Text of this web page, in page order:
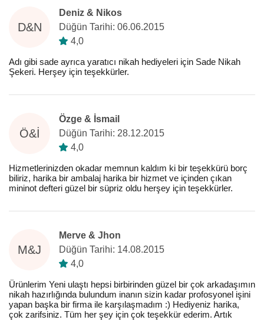
D&N
Deniz & Nikos
Düğün Tarihi: 06.06.2015
4,0
Adı gibi sade ayrıca yaratıcı nikah hediyeleri için Sade Nikah
Şekeri. Herşey için teşekkürler.
Ö&İ
Özge & İsmail
Düğün Tarihi: 28.12.2015
4,0
Hizmetlerinizden okadar memnun kaldım ki bir teşekkürü borç
biliriz, harika bir ambalaj harika bir hizmet ve içinden çıkan
mininot defteri güzel bir süpriz oldu herşey için teşekkürler.
M&J
Merve & Jhon
Düğün Tarihi: 14.08.2015
4,0
Ürünlerim Yeni ulaştı hepsi birbirinden güzel bir çok arkadaşımın
nikah hazırlığında bulundum inanın sizin kadar profosyonel işini
yapan başka bir firma ile karşılaşmadım :) Hediyeniz harika,
çok zarifsiniz. Tüm her şey için çok teşekkür ederim. Artık